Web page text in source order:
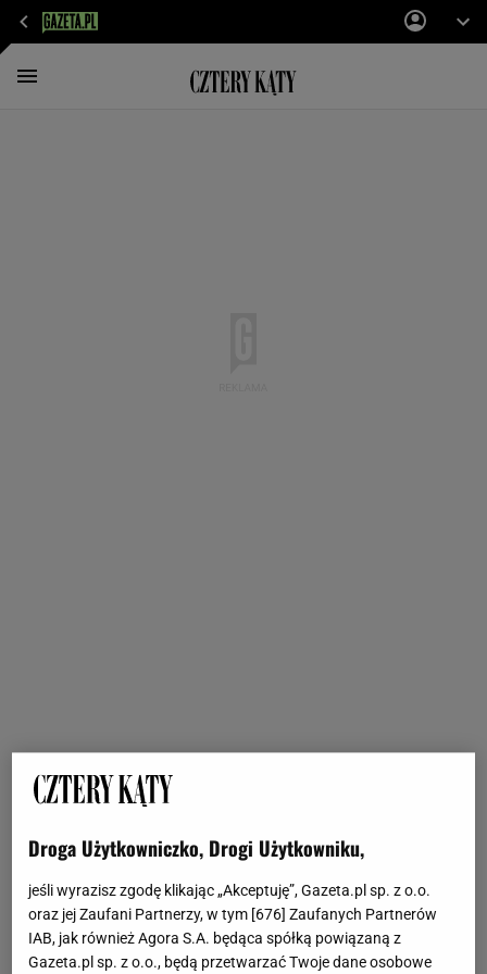
Droga Użytkowniczko, Drogi Użytkowniku,
jeśli wyrazisz zgodę klikając „Akceptuję”, Gazeta.pl sp. z o.o.
oraz jej Zaufani Partnerzy, w tym [676] Zaufanych Partnerów
IAB, jak również Agora S.A. będąca spółką powiązaną z
Gazeta.pl sp. z o.o., będą przetwarzać Twoje dane osobowe